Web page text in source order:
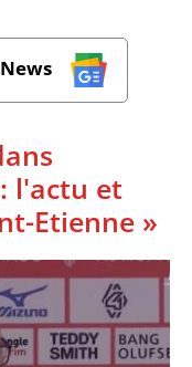
l'actu et
Etienne »